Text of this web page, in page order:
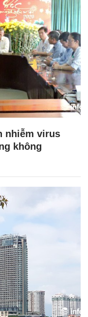
nhiễm virus
không